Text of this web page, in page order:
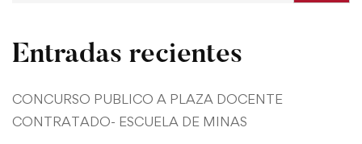
Entradas recientes
CONCURSO PUBLICO A PLAZA DOCENTE
CONTRATADO- ESCUELA DE MINAS